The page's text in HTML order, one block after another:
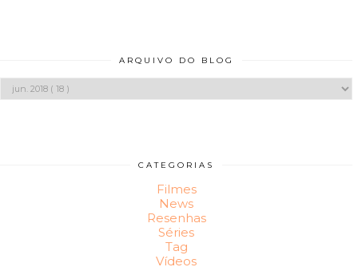
ARQUIVO DO BLOG
CATEGORIAS
Filmes
News
Resenhas
Séries
Tag
Vídeos